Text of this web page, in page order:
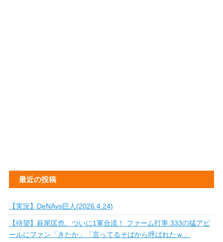
最近の投稿
【実況】DeNAvs巨人(2026.4.24)
【待望】萩尾匡也、ついに1軍合流！ ファーム打率.333の猛アピ
ールにファン「きたか」「言ってるそばから呼ばれたｗ」